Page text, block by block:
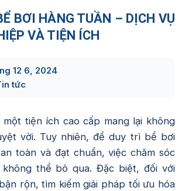
BƠI HÀNG TUẦN – DỊCH VỤ
VÀ TIỆN ÍCH
12 6, 2024
tức
một tiện ích cao cấp mang lại không
vời. Tuy nhiên, để duy trì bể bơi
toàn và đạt chuẩn, việc chăm sóc
thể bỏ qua. Đặc biệt, đối với
rộn, tìm kiếm giải pháp tối ưu hóa